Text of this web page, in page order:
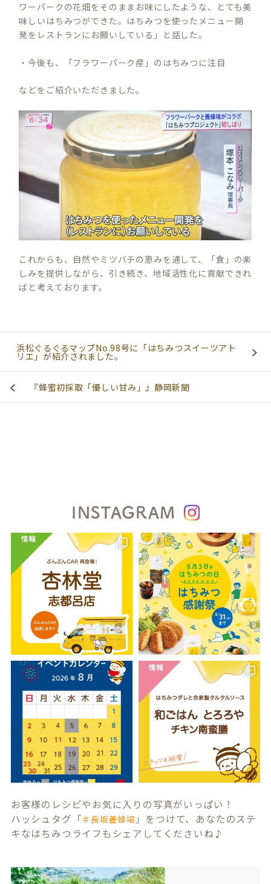
ワーパークの花畑をそのままお味にしたような、とても美
味しいはちみつができた。はちみつを使ったメニュー開
発をレストランにお願いしている」と話した。
・今後も、「フラワーパーク産」のはちみつに注目
などをご紹介いただきました。
これからも、自然やミツバチの恵みを通して、「食」の楽
しみを提供しながら、引き続き、地域活性化に貢献できれ
ばと考えております。
浜松ぐるぐるマップNo.98号に「はちみつスイーツアト
リエ」が紹介されました。
『蜂蜜初採取「優しい甘み」』静岡新聞
INSTAGRAM
お客様のレシピやお気に入りの写真がいっぱい！
ハッシュタグ「＃長坂養蜂場 」をつけて、あなたのステ
キなはちみつライフもシェアしてくださいね♪